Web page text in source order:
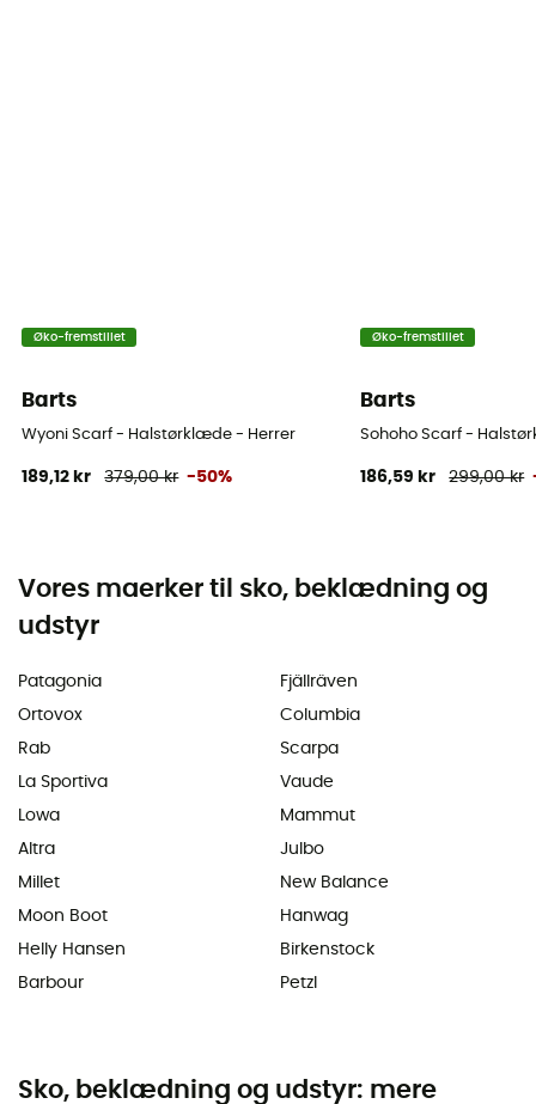
Øko-fremstillet
Barts
Wyoni Scarf - Halstørklæde - Herrer
189,12 kr 379,00 kr -50%
Øko-fremstillet
Barts
Sohoho Scarf -
186,59 kr 299,00 kr
Vores maerker til sko, beklædning og
udstyr
Patagonia
Ortovox
Rab
La Sportiva
Lowa
Altra
Millet
Moon Boot
Helly Hansen
Barbour
Fjällräven
Columbia
Scarpa
Vaude
Mammut
Julbo
New Balance
Hanwag
Birkenstock
Petzl
Sko, beklædning og udstyr: mere